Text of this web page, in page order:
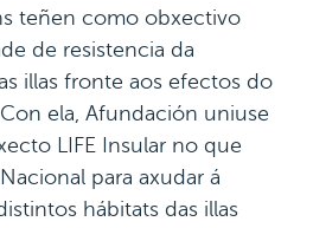
teñen como obxectivo
de resistencia da
illas fronte aos efectos do
ela, Afundación uniuse
LIFE Insular no que
para axudar á
hábitats das illas